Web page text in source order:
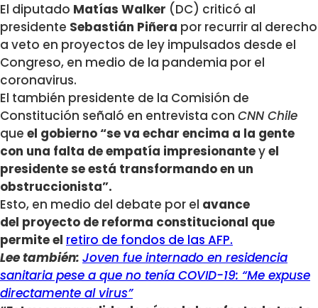
El diputado Matías Walker (DC) criticó al
presidente Sebastián Piñera por recurrir al derecho
a veto en proyectos de ley impulsados desde el
Congreso, en medio de la pandemia por el
coronavirus.
El también presidente de la Comisión de
Constitución señaló en entrevista con CNN Chile
que el gobierno “se va echar encima a la gente
con una falta de empatía impresionanteyel
presidente se está transformando en un
obstruccionista”.
Esto, en medio del debate por el avance
del proyecto de reforma constitucional que
permite el retiro de fondos de las AFP.
Lee también: Joven fue internado en residencia
sanitaria pese a que no tenía COVID-19: “Me expuse
directamente al virus”